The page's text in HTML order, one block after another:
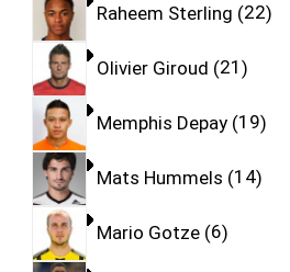
Raheem Sterling 22
Olivier Giroud 21
Memphis Depay 19
Mats Hummels 14
Mario Gotze 6